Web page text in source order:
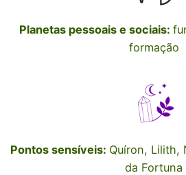
Planetas pessoais e sociais:
formação
Pontos sensíveis: Quíron, Lilith,
da Fortuna